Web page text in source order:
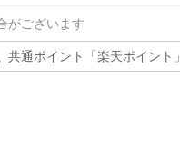
がございます
共通ポイント「楽天ポイント」